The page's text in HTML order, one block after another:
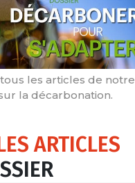
les articles de notre
la décarbonation.
ARTICLES